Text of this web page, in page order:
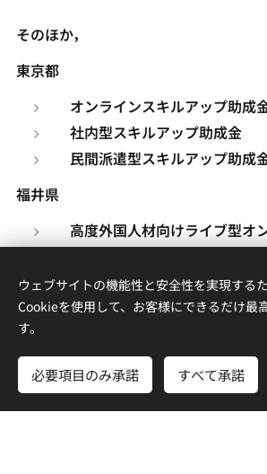
そのほか，
東京都
オンラインスキルアップ助成
社内型スキルアップ助成金
民間派遣型スキルアップ助成
福井県
高度外国人材向けライブ型オ
オンライン日本語講座開講促
富山県
外国人材日本語習得サポート
山梨県
ウェブサイトの機能性と安全性を実現する
Cookieを使用して、お客様にできるだけ最
す。
必要項目のみ承諾 すべて承諾